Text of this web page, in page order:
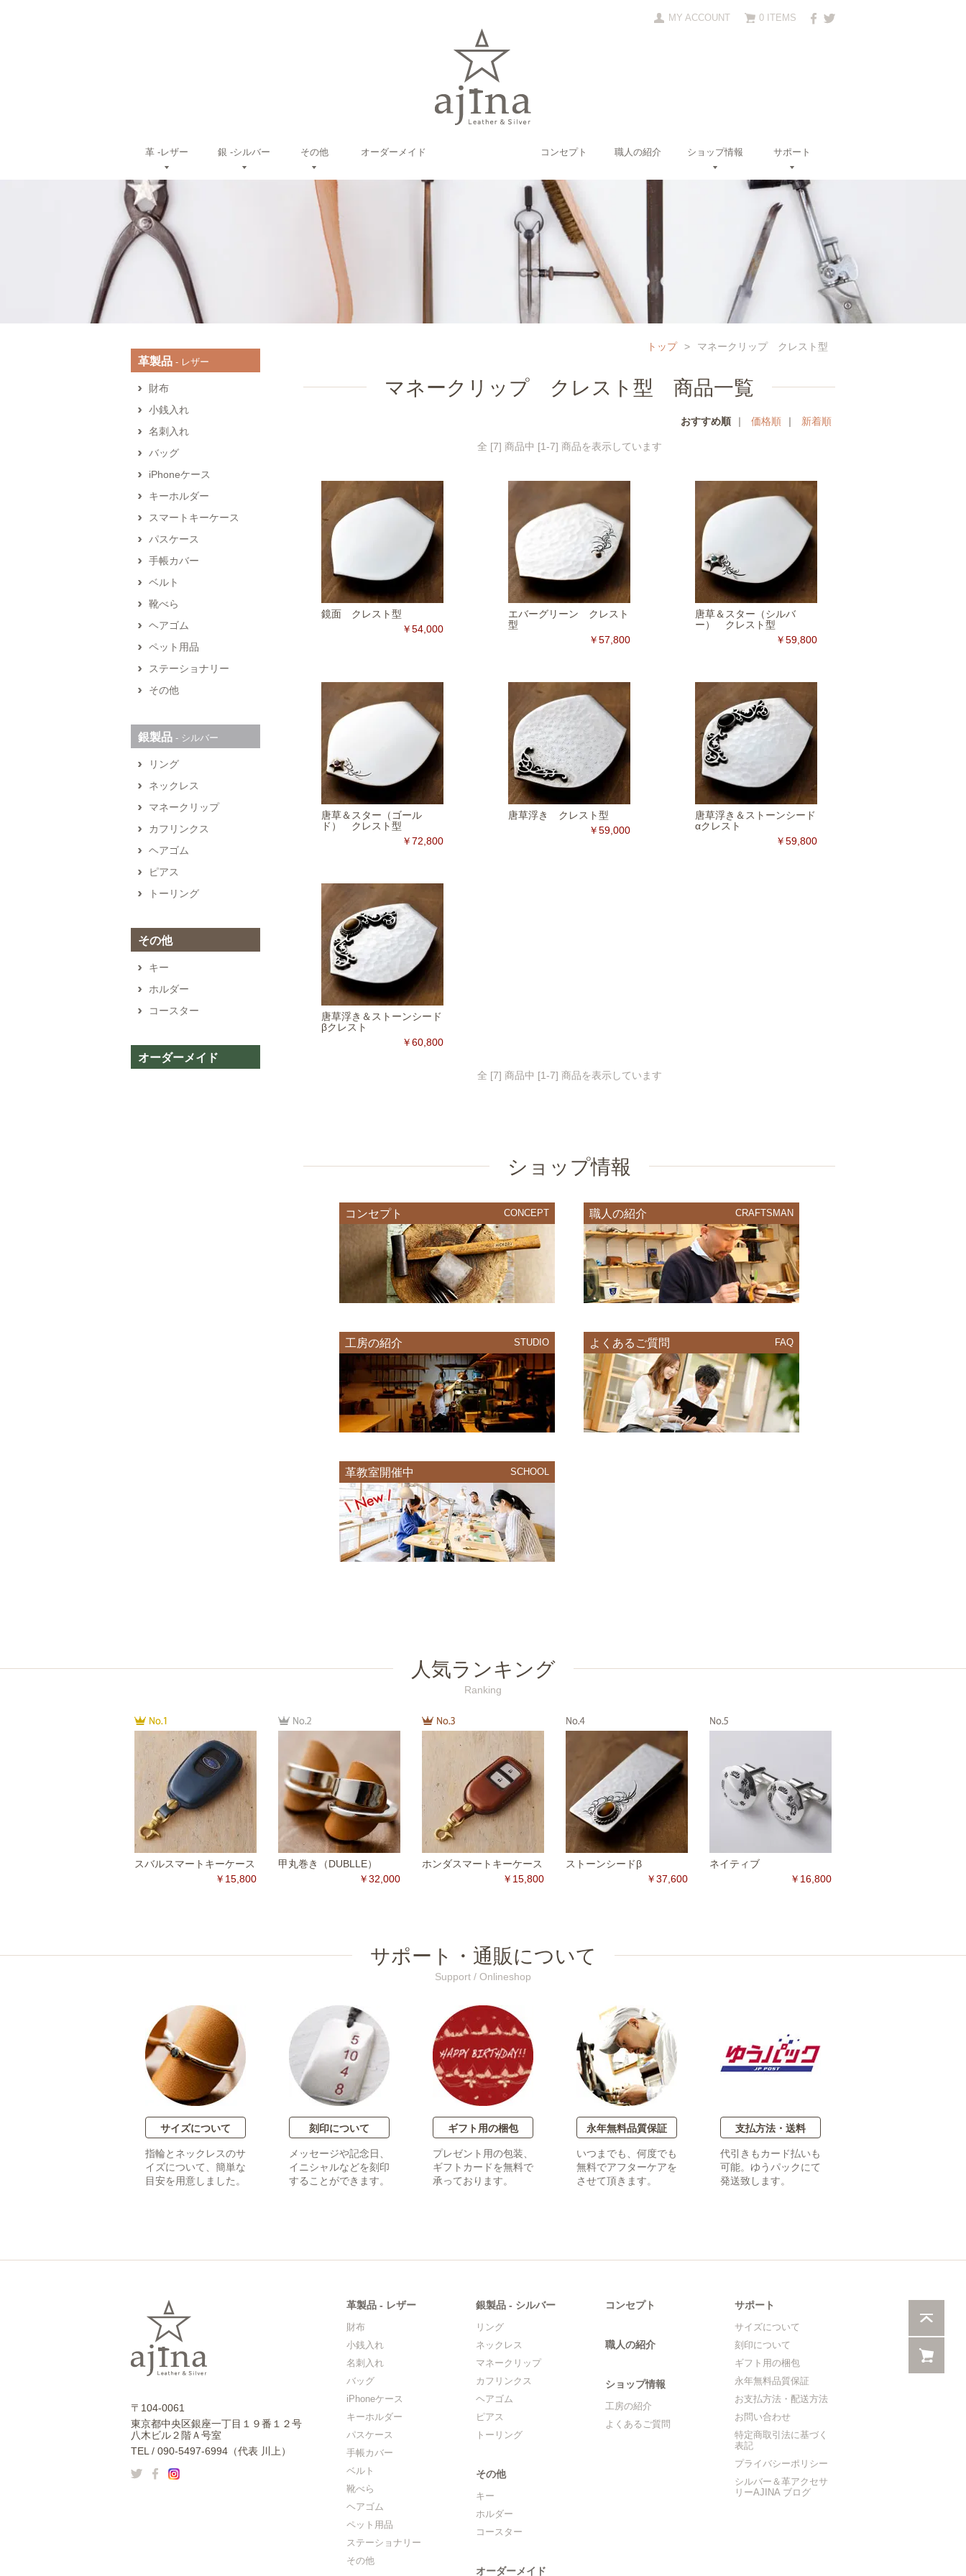
0 ITEMS
MY ACCOUNT
革 ‐レザー 銀 ‐シルバー その他 オーダーメイド コンセプト 職人の紹介 ショップ情報 サポート
トップ > マネークリップ クレスト型
マネークリップ クレスト型 商品一覧
おすすめ順 ｜ 価格順 ｜ 新着順
全 [7] 商品中 [1-7] 商品を表示しています
鏡面 クレスト型
￥54,000
エバーグリーン クレスト
型
￥57,800
唐草＆スター（シルバ
ー） クレスト型
￥59,800
唐草＆スター（ゴール
ド） クレスト型
￥72,800
唐草浮き クレスト型
￥59,000
唐草浮き＆ストーンシード
αクレスト
￥59,800
唐草浮き＆ストーンシード
βクレスト
￥60,800
全 [7] 商品中 [1-7] 商品を表示しています
ショップ情報
コンセプト CONCEPT 職人の紹介 CRAFTSMAN
工房の紹介 STUDIO よくあるご質問 FAQ
革教室開催中 SCHOOL
革製品 ‐ レザー
財布
小銭入れ
名刺入れ
バッグ
iPhoneケース
キーホルダー
スマートキーケース
パスケース
手帳カバー
ベルト
靴べら
ヘアゴム
ペット用品
ステーショナリー
その他
銀製品 ‐ シルバー
リング
ネックレス
マネークリップ
カフリンクス
ヘアゴム
ピアス
トーリング
その他
キー
ホルダー
コースター
オーダーメイド
人気ランキング
Ranking
スバルスマートキーケース
￥15,800
甲丸巻き（DUBLLE）
￥32,000
ホンダスマートキーケース
￥15,800
ストーンシードβ
￥37,600
ネイティブ
￥16,800
サポート・通販について
Support / Onlineshop
サイズについて
指輪とネックレスのサ
イズについて、簡単な
目安を用意しました。
刻印について
メッセージや記念日、
イニシャルなどを刻印
することができます。
ギフト用の梱包
プレゼント用の包装、
ギフトカードを無料で
承っております。
永年無料品質保証
いつまでも、何度でも
無料でアフターケアを
させて頂きます。
支払方法・送料
代引きもカード払いも
可能。ゆうパックにて
発送致します。
〒104-0061
東京都中央区銀座一丁目１９番１２号
八木ビル２階Ａ号室
TEL / 090-5497-6994（代表 川上）
革製品 ‐ レザー
財布
小銭入れ
名刺入れ
バッグ
iPhoneケース
キーホルダー
パスケース
手帳カバー
ベルト
靴べら
ヘアゴム
ペット用品
ステーショナリー
その他
銀製品 ‐ シルバー
リング
ネックレス
マネークリップ
カフリンクス
ヘアゴム
ピアス
トーリング
その他
キー
ホルダー
コースター
オーダーメイド
コンセプト
職人の紹介
ショップ情報
工房の紹介
よくあるご質問
サポート
サイズについて
刻印について
ギフト用の梱包
永年無料品質保証
お支払方法・配送方法
お問い合わせ
特定商取引法に基づく
表記
プライバシーポリシー
シルバー＆革アクセサ
リーAJINA ブログ